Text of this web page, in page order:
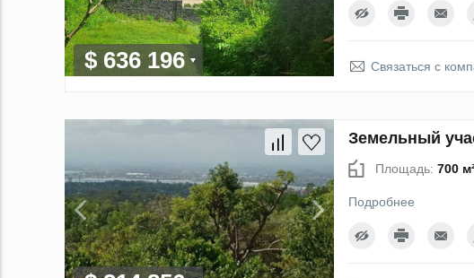
$ 636 196 Связаться с
Земельный
Площадь: 700
Подробнее